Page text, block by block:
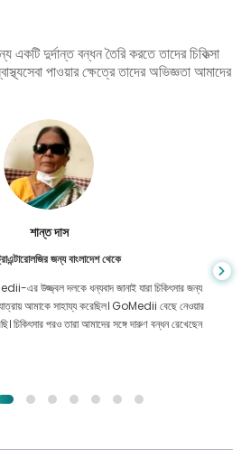
একটি দুর্দান্ত বন্ধন তৈরি করতে তাদের চিকিত্সা
পাওয়ার ক্ষেত্রে তাদের অভিজ্ঞতা আমাদের
শান্ত দাস
জন্য বাংলাদেশ থেকে
এর উজ্জ্বল দলকে ধন্যবাদ জানাই যারা চিকিৎসার জন্য
আমাকে সাহায্য করেছিল। GoMedii বেছে নেওয়ার
চিকিৎসার পরও তারা আমাদের সঙ্গে দারুণ বন্ধন রেখেছেন